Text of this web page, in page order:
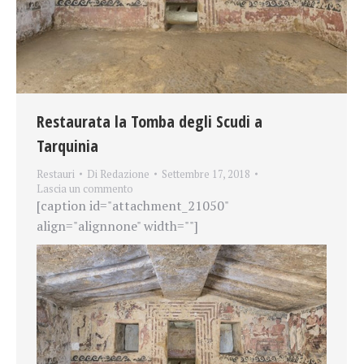
Restaurata la Tomba degli Scudi a
Tarquinia
Restauri Di Redazione
Settembre 17, 2018
Lascia un commento
[caption id="attachment_21050"
align="alignnone" width=""]